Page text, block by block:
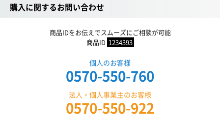
購入に関するお問い合わせ
商品IDをお伝えでスムーズにご相談が可能
商品ID 1234393
個人のお客様
0570-550-760
法人・個人事業主のお客様
0570-550-922